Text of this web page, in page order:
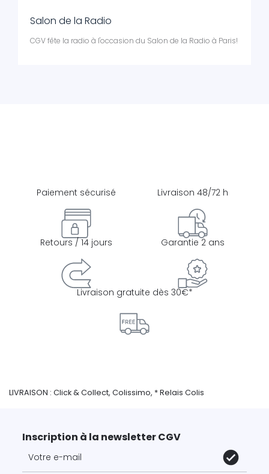
Salon de la Radio
CGV fête la radio à l'occasion du Salon de la Radio à Paris!
Paiement sécurisé Livraison 48/72 h
Retours / 14 jours Garantie 2 ans
Livraison gratuite dès 30€*
LIVRAISON : Click & Collect, Colissimo, * Relais Colis
Inscription à la newsletter CGV